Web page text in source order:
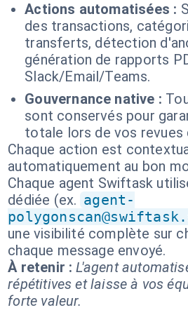
Actions automatisées :
des transactions,
transferts, détection
génération de rapports
Slack/Email/Teams.
Gouvernance native :
sont conservés pour
totale lors de vos
Chaque action est
automatiquement au bon
Chaque agent Swiftask
dédiée (ex. agent-
une visibilité complète sur
chaque message envoyé.
À retenir : L'agent
répétitives et laisse à vos
forte valeur.